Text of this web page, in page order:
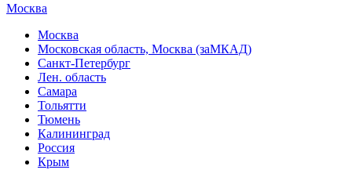
Москва
Москва
Московская область, Москва (заМКАД)
Санкт-Петербург
Лен. область
Самара
Тольятти
Тюмень
Калининград
Россия
Крым